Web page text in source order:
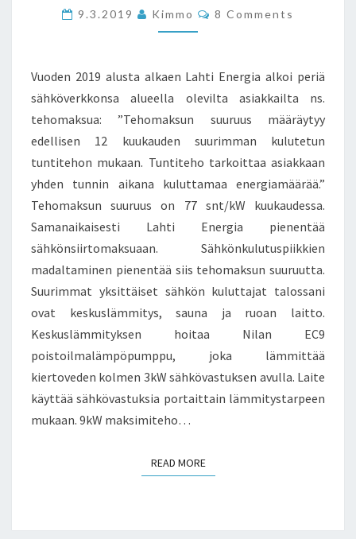
AUTOMAATTINEN
RAJOITTAMINEN
9.3.2019 Kimmo Comments
8 Comments
Vuoden 2019 alusta alkaen Lahti Energia alkoi periä
sähköverkkonsa alueella olevilta asiakkailta ns.
tehomaksua: ”Tehomaksun suuruus määräytyy
edellisen 12 kuukauden suurimman kulutetun
tuntitehon mukaan. Tuntiteho tarkoittaa asiakkaan
yhden tunnin aikana kuluttamaa energiamäärää.”
Tehomaksun suuruus on 77 snt/kW kuukaudessa.
Samanaikaisesti Lahti Energia pienentää
sähkönsiirtomaksuaan. Sähkönkulutuspiikkien
madaltaminen pienentää siis tehomaksun suuruutta.
Suurimmat yksittäiset sähkön kuluttajat talossani
ovat keskuslämmitys, sauna ja ruoan laitto.
Keskuslämmityksen hoitaa Nilan EC9
poistoilmalämpöpumppu, joka lämmittää
kiertoveden kolmen 3kW sähkövastuksen avulla. Laite
käyttää sähkövastuksia portaittain lämmitystarpeen
mukaan. 9kW maksimiteho…
READ MOREREAD MORE